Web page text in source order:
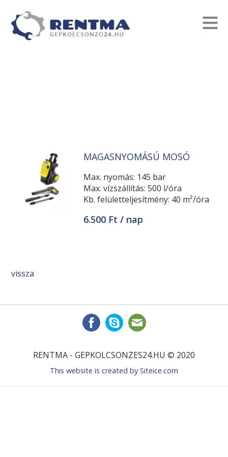
MAGASNYOMÁSÚ MOSÓ
Max. nyomás: 145 bar
Max. vízszállítás: 500 l/óra
Kb. felületteljesítmény: 40 m²/óra
6.500 Ft / nap
vissza
RENTMA - GEPKOLCSONZES24.HU © 2020
This website is created by Siteice.com